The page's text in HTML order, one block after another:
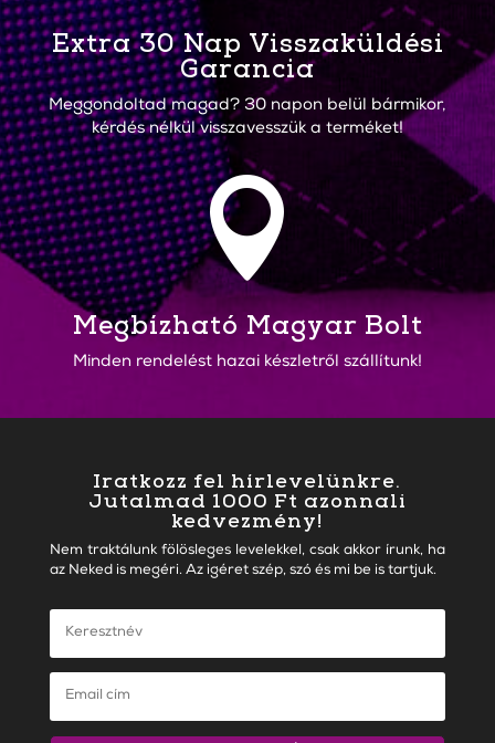
Extra 30 Nap Visszaküldési
Garancia
Meggondoltad magad? 30 napon belül bármikor,
kérdés nélkül visszavesszük a terméket!

Megbízható Magyar Bolt
Minden rendelést hazai készletről szállítunk!
Iratkozz fel hírlevelünkre.
Jutalmad 1000 Ft azonnali
kedvezmény!
Nem traktálunk fölösleges levelekkel, csak akkor írunk, ha
az Neked is megéri. Az igéret szép, szó és mi be is tartjuk.